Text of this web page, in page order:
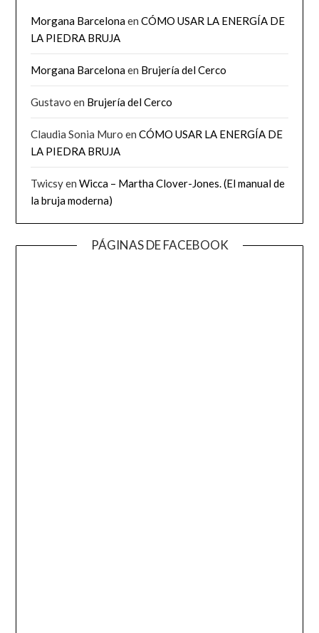
Morgana BarcelonaenCÓMO USAR LA ENERGÍA DE
LA PIEDRA BRUJA
Morgana Barcelonaen Brujería del Cerco
Gustavo en Brujería del Cerco
Claudia Sonia Muro enCÓMO USAR LA ENERGÍA DE
LA PIEDRA BRUJA
TwicsyenWicca – Martha Clover-Jones. (El manual de
la bruja moderna)
PÁGINAS DE FACEBOOK